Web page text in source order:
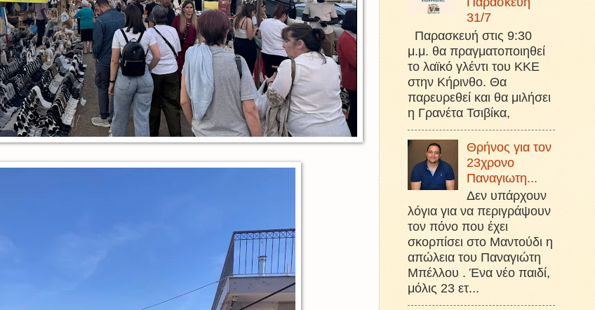
31/7
Παρασκευή στις 9:30
μ.μ. θα πραγματοποιηθεί
το λαϊκό γλέντι του ΚΚΕ
στην Κήρινθο. Θα
παρευρεθεί και θα μιλήσει
η Γρανέτα Τσιβίκα,
Θρήνος για τον
23χρονο
Παναγιωτη...
Δεν υπάρχουν
λόγια για να περιγράψουν
τον πόνο που έχει
σκορπίσει στο Μαντούδι η
απώλεια του Παναγιώτη
Μπέλλου . Ένα νέο παιδί,
μόλις 23 ετ...